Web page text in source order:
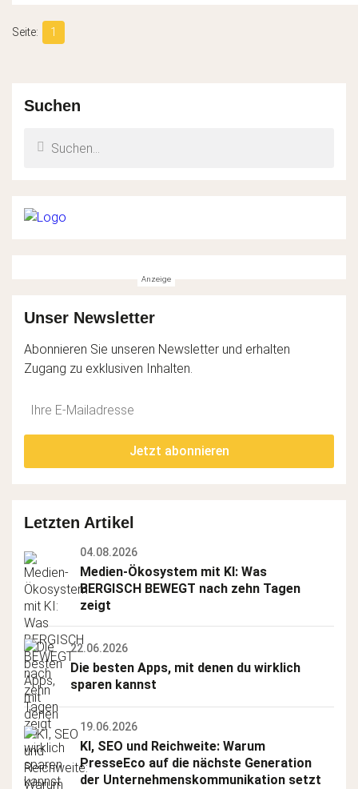
1
Suchen
Unser Newsletter
Abonnieren Sie unseren Newsletter und erhalten
Zugang zu exklusiven Inhalten.
Do
*Ihre
Jetzt abonnieren
Letzten Artikel
04.08.2026
Medien-Ökosystem mit KI: Was
BERGISCH BEWEGT nach zehn Tagen
zeigt
22.06.2026
Die besten Apps, mit denen du wirklich
sparen kannst
19.06.2026
KI, SEO und Reichweite: Warum
PresseEco auf die nächste Generation
der Unternehmenskommunikation setzt